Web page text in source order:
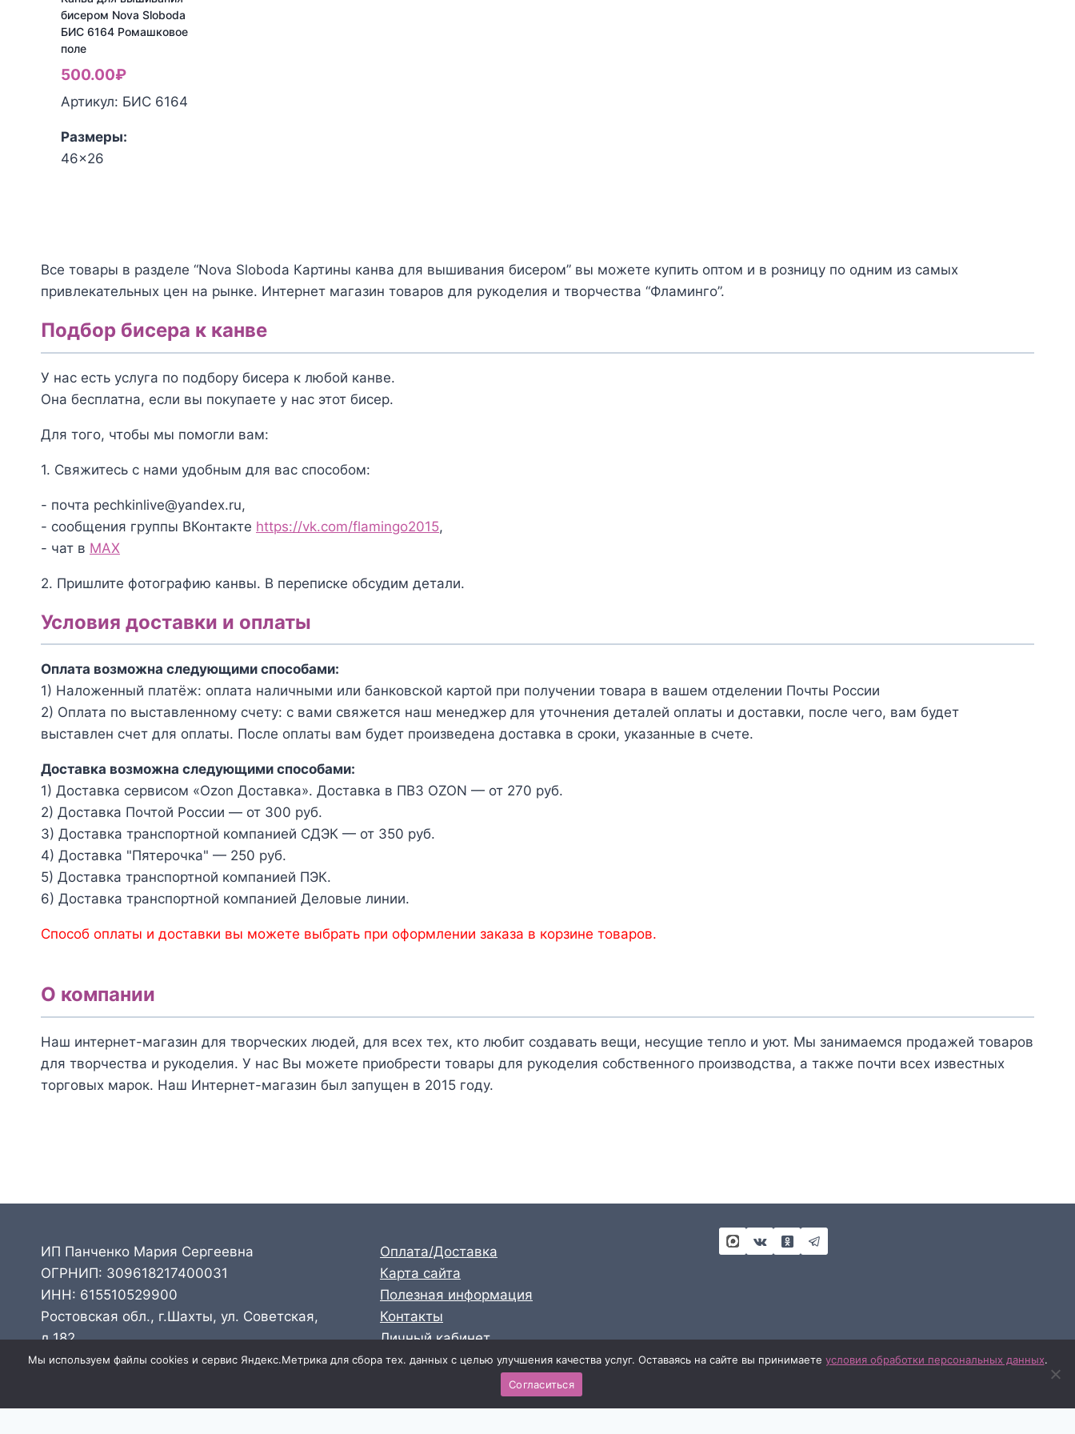
бисером Nova Sloboda
БИС 6164 Ромашковое
поле
500.00₽
Артикул: БИС 6164
бисером
Nova
Sloboda
БИС
Ромашковое
поле
Размеры:
46x26
Все товары в разделе “Nova Sloboda Картины канва для вышивания бисером” вы можете купить оптом и в розницу по одним из самых
привлекательных цен на рынке. Интернет магазин товаров для рукоделия и творчества “Фламинго”.
Подбор бисера к канве
У нас есть услуга по подбору бисера к любой канве.
Она бесплатна, если вы покупаете у нас этот бисер.
Для того, чтобы мы помогли вам:
1. Свяжитесь с нами удобным для вас способом:
- почта pechkinlive@yandex.ru,
- сообщения группы ВКонтакте https://vk.com/flamingo2015,
- чат в MAX
2. Пришлите фотографию канвы. В переписке обсудим детали.
Условия доставки и оплаты
Оплата возможна следующими способами:
1) Наложенный платёж: оплата наличными или банковской картой при получении товара в вашем отделении Почты России
2) Оплата по выставленному счету: с вами свяжется наш менеджер для уточнения деталей оплаты и доставки, после чего, вам будет
выставлен счет для оплаты. После оплаты вам будет произведена доставка в сроки, указанные в счете.
Доставка возможна следующими способами:
1) Доставка сервисом «Ozon Доставка». Доставка в ПВЗ OZON — от 270 руб.
2) Доставка Почтой России — от 300 руб.
3) Доставка транспортной компанией СДЭК — от 350 руб.
4) Доставка "Пятерочка" — 250 руб.
5) Доставка транспортной компанией ПЭК.
6) Доставка транспортной компанией Деловые линии.
Способ оплаты и доставки вы можете выбрать при оформлении заказа в корзине товаров.
О компании
Наш интернет-магазин для творческих людей, для всех тех, кто любит создавать вещи, несущие тепло и уют. Мы занимаемся продажей товаров
для творчества и рукоделия. У нас Вы можете приобрести товары для рукоделия собственного производства, а также почти всех известных
торговых марок. Наш Интернет-магазин был запущен в 2015 году.
ИП Панченко Мария Сергеевна
ОГРНИП: 309618217400031
ИНН: 615510529900
Ростовская обл., г.Шахты, ул. Советская,
д.182
Тел: 8-928-164-22-43
Оплата/Доставка
Карта сайта
Полезная информация
Контакты
Личный кабинет
Опт: 8-928-164-22-43
Розница: 8-989-711-58-47
Мы используем файлы cookies и сервис Яндекс.Метрика для сбора тех. данных с целью улучшения качества услуг. Оставаясь на сайте вы принимаете условия обработки персональных данных.
Согласиться